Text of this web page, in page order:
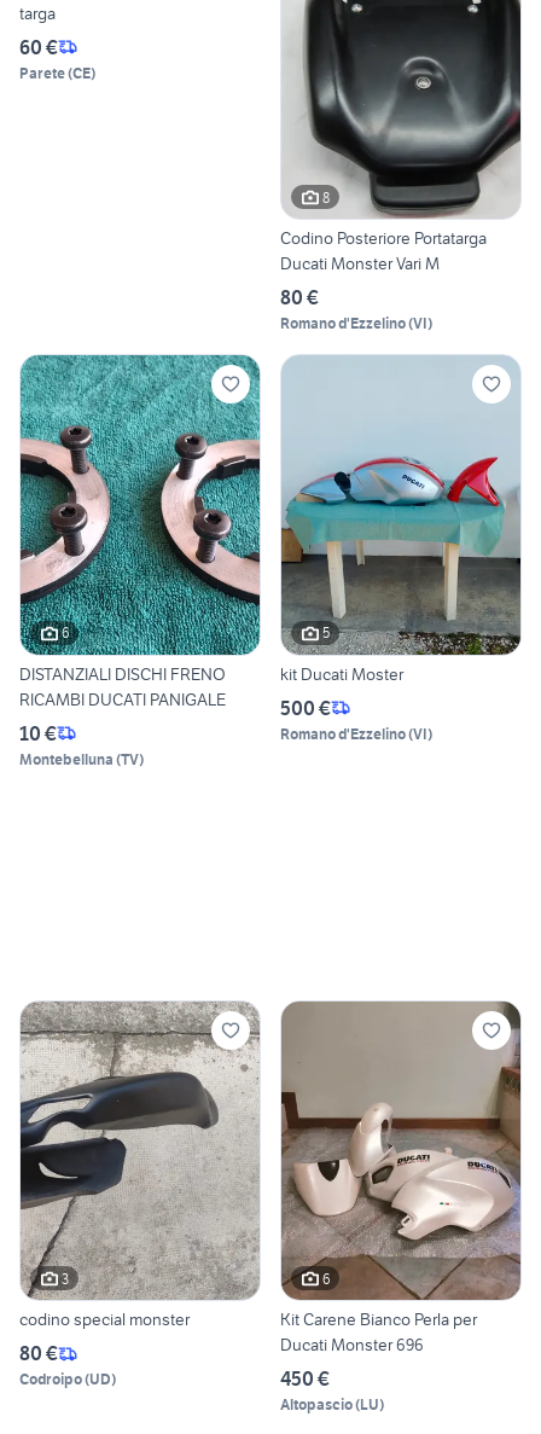
targa
60 €
Parete(CE)
8
Codino Posteriore Portatarga
Ducati Monster Vari M
80 €
Romano d'Ezzelino(VI)
6
DISTANZIALI DISCHI FRENO
RICAMBI DUCATI PANIGALE
10 €
Montebelluna (TV)
5
kit Ducati Moster
500 €
Romano d'Ezzelino(VI)
3
codino special monster
80 €
Codroipo(UD)
6
Kit Carene Bianco Perla per
Ducati Monster 696
450 €
Altopascio(LU)